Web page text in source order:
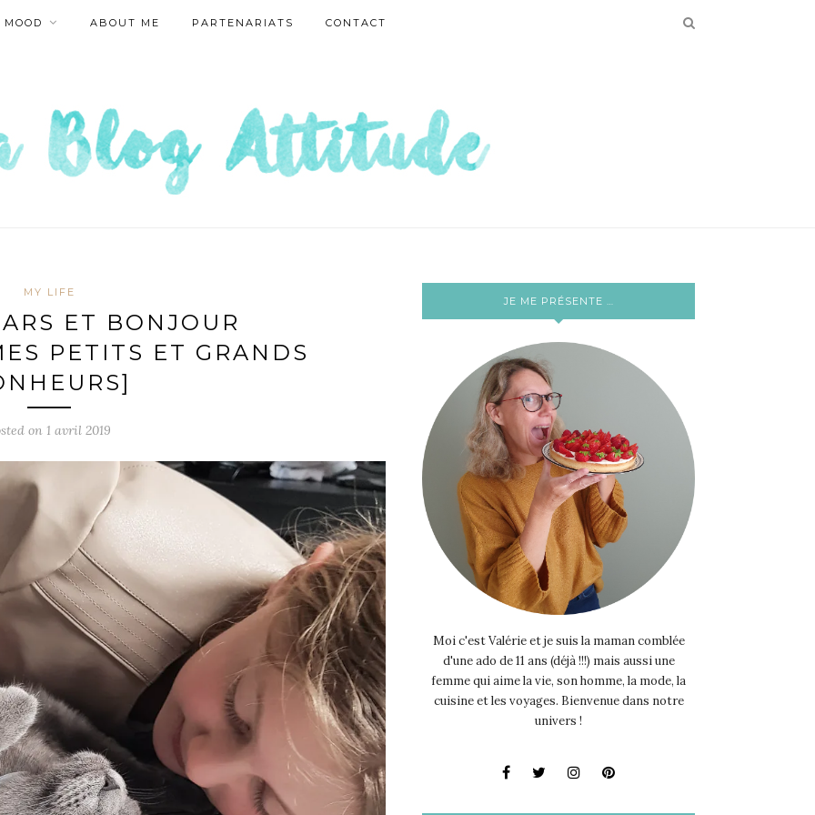
MOOD ABOUT ME PARTENARIATS CONTACT
MY LIFE
ET BONJOUR
PETITS ET GRANDS
on 1 avril 2019
JE ME PRÉSENTE …
Moi c'est Valérie et je suis la maman comblée
d'une ado de 11 ans (déjà !!!) mais aussi une
femme qui aime la vie, son homme, la mode, la
cuisine et les voyages. Bienvenue dans notre
univers !